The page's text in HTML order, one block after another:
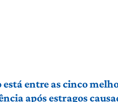
entre as cinco
após estragos